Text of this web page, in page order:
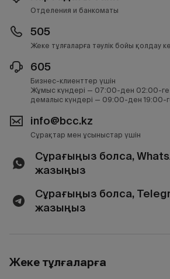
Отделения и банкоматы
505
Жеке тұлғаларға тәулік бойы қолдау
605
Бизнес-клиенттер үшін
Жұмыс күндері — 07:00-ден 02:00-ге
демалыс күндері — 09:00-ден 19:00-
info@bcc.kz
Сұрақтар мен ұсыныстар үшін
Сұрағыңыз болса,
жазыңыз
Сұрағыңыз болса,
жазыңыз
Жеке тұлғаларға